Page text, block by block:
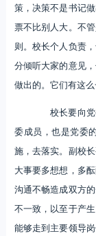
策，决策不是书记
票不比别人大。不
则。校长个人负责
分倾听大家的意见
做出的。它们有这么
校长要向党
委成员，也是党委
施，去落实。副校
大事要多想想，多
沟通不畅造成双方
不一致，以至于产
能够走到主要领导